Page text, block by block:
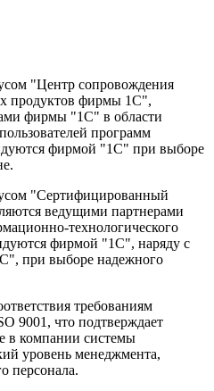
"Центр сопровождения
продуктов фирмы 1С",
фирмы "1С" в области
программ
фирмой "1С" при выборе
"Сертифицированный
ведущими партнерами
технологического
фирмой "1С", наряду с
при выборе надежного
требованиям
9001, что подтверждает
в компании системы
уровень менеджмента,
персонала.